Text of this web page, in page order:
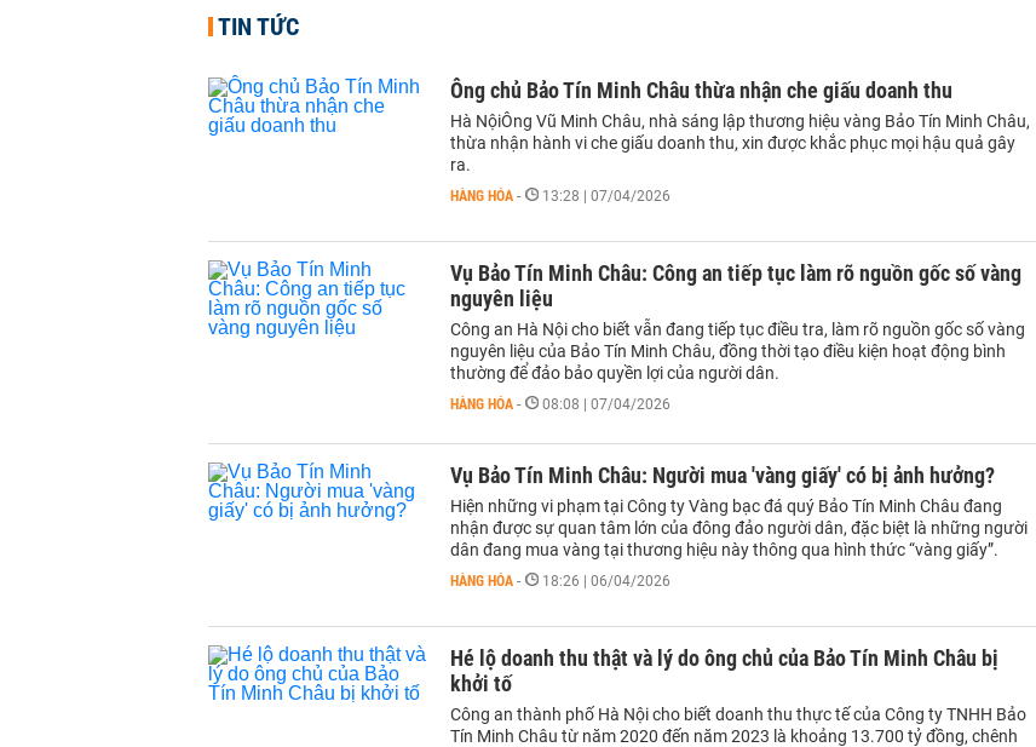
TIN TỨC
Ông chủ Bảo Tín Minh Châu thừa nhận che giấu doanh thu
Hà NộiÔng Vũ Minh Châu, nhà sáng lập thương hiệu vàng Bảo Tín Minh Châu,
thừa nhận hành vi che giấu doanh thu, xin được khắc phục mọi hậu quả gây
ra.
HÀNG HÓA - 13:28 | 07/04/2026
Vụ Bảo Tín Minh Châu: Công an tiếp tục làm rõ nguồn gốc số vàng
nguyên liệu
Công an Hà Nội cho biết vẫn đang tiếp tục điều tra, làm rõ nguồn gốc số vàng
nguyên liệu của Bảo Tín Minh Châu, đồng thời tạo điều kiện hoạt động bình
thường để đảo bảo quyền lợi của người dân.
HÀNG HÓA - 08:08 | 07/04/2026
Vụ Bảo Tín Minh Châu: Người mua 'vàng giấy' có bị ảnh hưởng?
Hiện những vi phạm tại Công ty Vàng bạc đá quý Bảo Tín Minh Châu đang
nhận được sự quan tâm lớn của đông đảo người dân, đặc biệt là những người
dân đang mua vàng tại thương hiệu này thông qua hình thức “vàng giấy”.
HÀNG HÓA - 18:26 | 06/04/2026
Hé lộ doanh thu thật và lý do ông chủ của Bảo Tín Minh Châu bị
khởi tố
Công an thành phố Hà Nội cho biết doanh thu thực tế của Công ty TNHH Bảo
Tín Minh Châu từ năm 2020 đến năm 2023 là khoảng 13.700 tỷ đồng, chênh